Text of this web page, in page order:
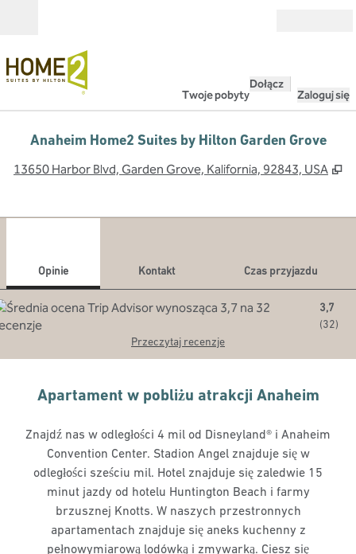
Twoje pobyty
Dołącz
Zaloguj się
Anaheim Home2 Suites by Hilton Garden Grove
13650 Harbor Blvd, Garden Grove, Kalifornia, 92843, USA ,
Opinie Kontakt
Czas przyjazdu
3,7
(32)
Przeczytaj recenzje
Apartament w pobliżu atrakcji Anaheim
Znajdź nas w odległości 4 mil od Disneyland® i Anaheim
Convention Center. Stadion Angel znajduje się w
odległości sześciu mil. Hotel znajduje się zaledwie 15
minut jazdy od hotelu Huntington Beach i farmy
brzusznej Knotts. W naszych przestronnych
apartamentach znajduje się aneks kuchenny z
pełnowymiarową lodówką i zmywarką. Ciesz się